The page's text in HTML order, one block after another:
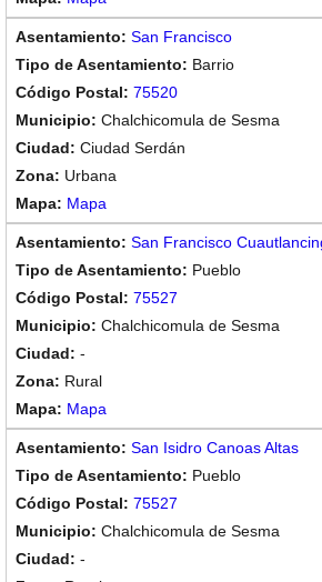
San Francisco
Barrio
75520
Chalchicomula de Sesma
Ciudad Serdán
Urbana
Mapa
San Francisco
Pueblo
75527
Chalchicomula de Sesma
-
Rural
Mapa
San Isidro Canoas Altas
Pueblo
75527
Chalchicomula de Sesma
-